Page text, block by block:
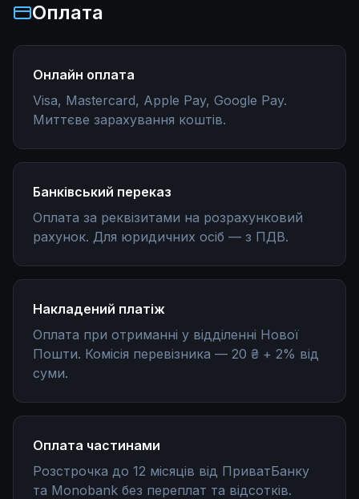
Оплата
Онлайн оплата
Visa, Mastercard, Apple Pay, Google Pay.
Миттєве зарахування коштів.
Банківський переказ
Оплата за реквізитами на розрахунковий
рахунок. Для юридичних осіб — з ПДВ.
Накладений платіж
Оплата при отриманні у відділенні Нової
Пошти. Комісія перевізника — 20 ₴ + 2% від
суми.
Оплата частинами
Розстрочка до 12 місяців від ПриватБанку
та Monobank без переплат та відсотків.